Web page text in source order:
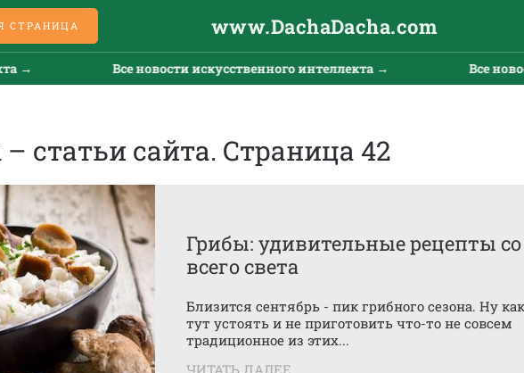
СТРАНИЦА www.DachaDacha.com
Все новости искусственного интеллекта → Все новости
статьи сайта. Страница 42
Грибы: удивительные рецепты со
всего света
Близится сентябрь - пик грибного сезона. Ну как
тут устоять и не приготовить что-то не совсем
традиционное из этих...
ЧИТАТЬ ДАЛЕЕ